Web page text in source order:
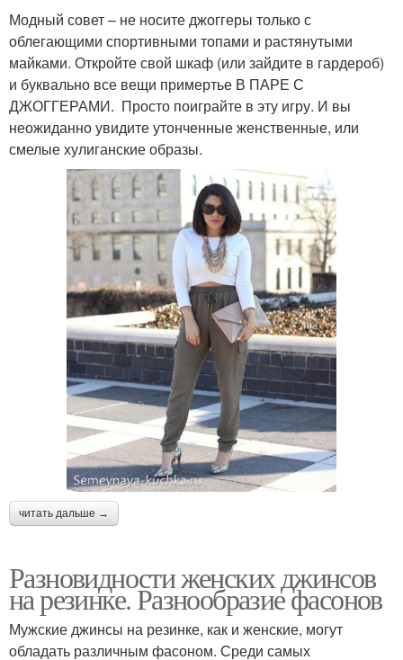
Модный совет – не носите джоггеры только с
облегающими спортивными топами и растянутыми
майками. Откройте свой шкаф (или зайдите в гардероб)
и буквально все вещи примертье В ПАРЕ С
ДЖОГГЕРАМИ. Просто поиграйте в эту игру. И вы
неожиданно увидите утонченные женственные, или
смелые хулиганские образы.
читать дальше →
Разновидности женских джинсов
на резинке. Разнообразие фасонов
Мужские джинсы на резинке, как и женские, могут
обладать различным фасоном. Среди самых